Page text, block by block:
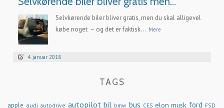
Selvkørende biler bliver gratis, men du skal alligevel
købe noget – og det er faktisk... Mere
4. januar 2018
TAGS
apple audi autodrive autopilot bil bmw bus CES elon musk ford FSD